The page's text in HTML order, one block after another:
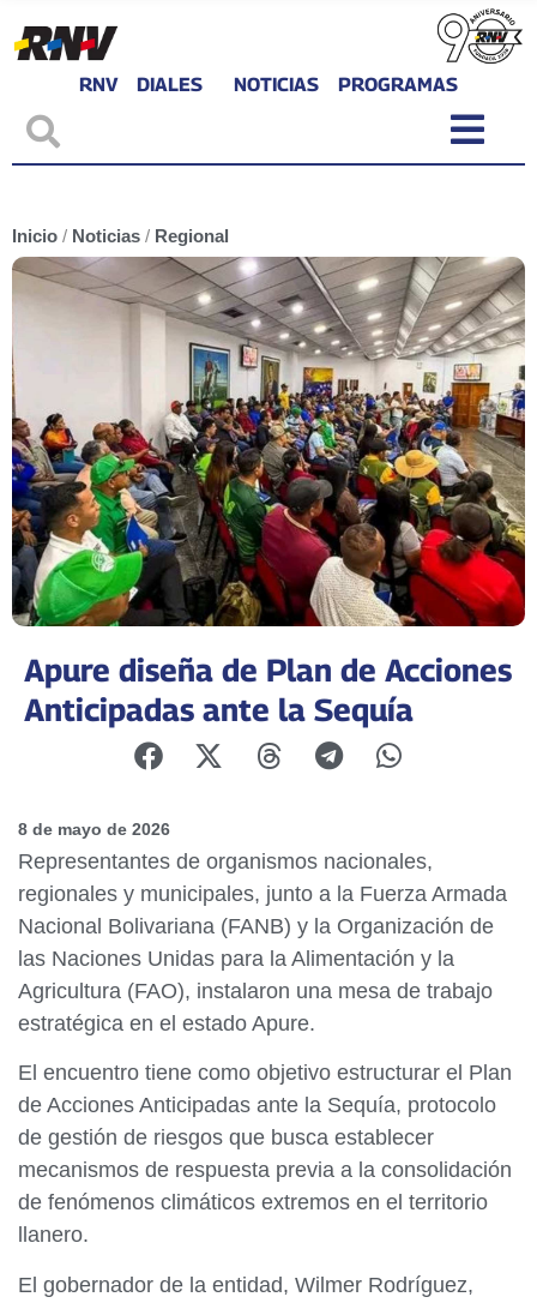
RNV DIALES NOTICIAS PROGRAMAS
Inicio / Noticias / Regional
Apure diseña de Plan de Acciones
Anticipadas ante la Sequía
8 de mayo de 2026
Representantes de organismos nacionales,
regionales y municipales, junto a la Fuerza Armada
Nacional Bolivariana (FANB) y la Organización de
las Naciones Unidas para la Alimentación y la
Agricultura (FAO), instalaron una mesa de trabajo
estratégica en el estado Apure.
El encuentro tiene como objetivo estructurar el Plan
de Acciones Anticipadas ante la Sequía, protocolo
de gestión de riesgos que busca establecer
mecanismos de respuesta previa a la consolidación
de fenómenos climáticos extremos en el territorio
llanero.
El gobernador de la entidad, Wilmer Rodríguez,